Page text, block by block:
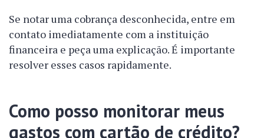
Se notar uma cobrança desconhecida, entre em
contato imediatamente com a instituição
financeira e peça uma explicação. É importante
resolver esses casos rapidamente.
Como posso monitorar meus
gastos com cartão de crédito?